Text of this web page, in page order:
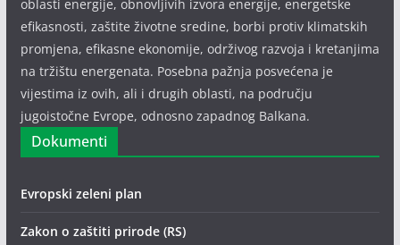
oblasti energije, obnovljivih izvora energije, energetske
efikasnosti, zaštite životne sredine, borbi protiv klimatskih
promjena, efikasne ekonomije, održivog razvoja i kretanjima
na tržištu energenata. Posebna pažnja posvećena je
vijestima iz ovih, ali i drugih oblasti, na području
jugoistočne Evrope, odnosno zapadnog Balkana.
Dokumenti
Evropski zeleni plan
Zakon o zaštiti prirode (RS)